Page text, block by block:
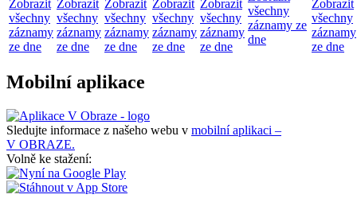
Zobrazit
všechny
záznamy
ze dne
Zobrazit
všechny
záznamy
ze dne
Zobrazit
všechny
záznamy
ze dne
Zobrazit
všechny
záznamy
ze dne
Zobrazit
všechny
záznamy
ze dne
všechny
záznamy ze
dne
Zobrazit
všechny
záznamy
ze dne
Mobilní aplikace
Sledujte informace z našeho webu v mobilní aplikaci –
V OBRAZE.
Volně ke stažení: